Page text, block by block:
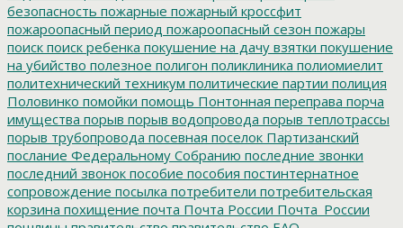
безопасность пожарные пожарный кроссфит
пожароопасный период пожароопасный сезон пожары
поиск поиск ребенка покушение на дачу взятки покушение
на убийство полезное полигон поликлиника полиомиелит
политехнический техникум политические партии полиция
Половинко помойки помощь Понтонная переправа порча
имущества порыв порыв водопровода порыв теплотрассы
порыв трубопровода посевная поселок Партизанский
послание Федеральному Собранию последние звонки
последний звонок пособие пособия постинтернатное
сопровождение посылка потребители потребительская
корзина похищение почта Почта России Почта_России